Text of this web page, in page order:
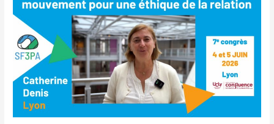
de
la
Psychiatrie
de
la
Personne
Âgée